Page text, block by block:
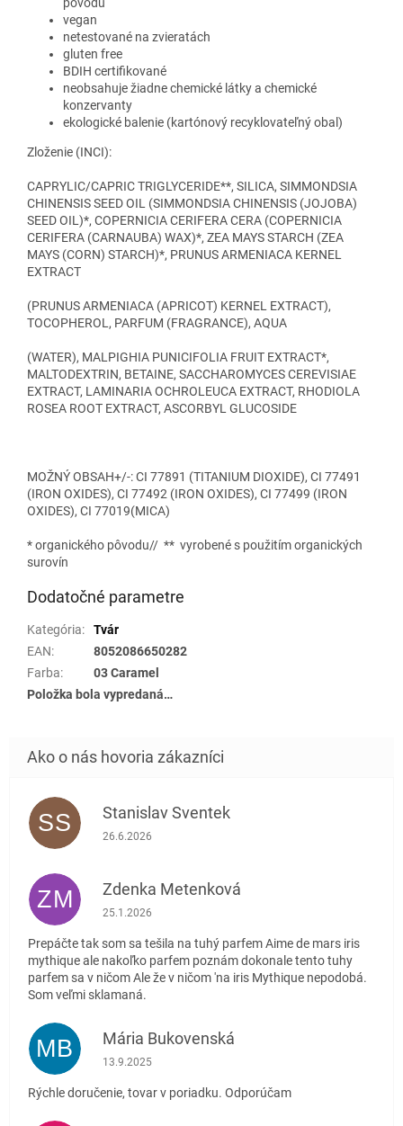
vegan
netestované na zvieratách
gluten free
BDIH certifikované
neobsahuje žiadne chemické látky a chemické
konzervanty
ekologické balenie (kartónový recyklovateľný obal)
Zloženie (INCI):
CAPRYLIC/CAPRIC TRIGLYCERIDE**, SILICA, SIMMONDSIA
CHINENSIS SEED OIL (SIMMONDSIA CHINENSIS (JOJOBA)
SEED OIL)*, COPERNICIA CERIFERA CERA (COPERNICIA
CERIFERA (CARNAUBA) WAX)*, ZEA MAYS STARCH (ZEA
MAYS (CORN) STARCH)*, PRUNUS ARMENIACA KERNEL
EXTRACT
(PRUNUS ARMENIACA (APRICOT) KERNEL EXTRACT),
TOCOPHEROL, PARFUM (FRAGRANCE), AQUA
(WATER), MALPIGHIA PUNICIFOLIA FRUIT EXTRACT*,
MALTODEXTRIN, BETAINE, SACCHAROMYCES CEREVISIAE
EXTRACT, LAMINARIA OCHROLEUCA EXTRACT, RHODIOLA
ROSEA ROOT EXTRACT, ASCORBYL GLUCOSIDE
MOŽNÝ OBSAH+/-: CI 77891 (TITANIUM DIOXIDE), CI 77491
(IRON OXIDES), CI 77492 (IRON OXIDES), CI 77499 (IRON
OXIDES), CI 77019(MICA)
* organického pôvodu// ** vyrobené s použitím organických
surovín
Dodatočné parametre
Kategória:
Tvár
EAN:
8052086650282
Farba:
03 Caramel
Položka bola vypredaná…
SS Stanislav Sventek
Hodnotenie obchodu je 5 z 5 hviezdičiek.
26.6.2026
ZM Zdenka Metenková
Hodnotenie obchodu je 1 z 5 hviezdičiek.
25.1.2026
Prepáčte tak som sa tešila na tuhý parfem Aime de mars iris
mythique ale nakoľko parfem poznám dokonale tento tuhy
parfem sa v ničom Ale že v ničom 'na iris Mythique nepodobá.
Som veľmi sklamaná.
MB Mária Bukovenská
Hodnotenie obchodu je 5 z 5 hviezdičiek.
13.9.2025
Rýchle doručenie, tovar v poriadku. Odporúčam